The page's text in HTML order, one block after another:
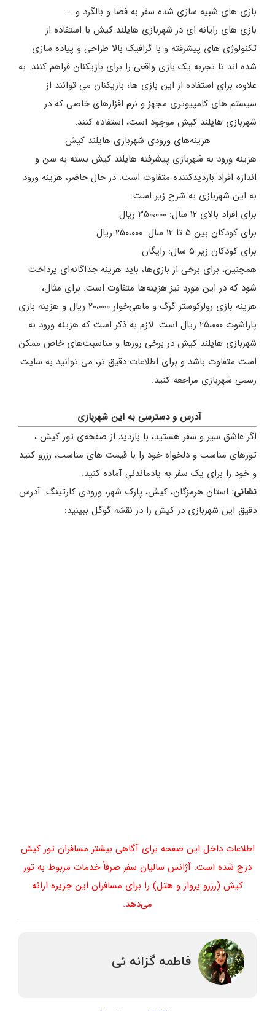
بازی های شبیه سازی شده سفر به فضا و بالگرد و …
بازی های رایانه ای در شهربازی هایلند کیش با استفاده از
تکنولوژی های پیشرفته و با گرافیک بالا طراحی و پیاده سازی
شده اند تا تجربه یک بازی واقعی را برای بازیکنان فراهم کنند. به
علاوه، برای استفاده از این بازی ها، بازیکنان می توانند از
سیستم های کامپیوتری مجهز و نرم افزارهای خاصی که در
شهربازی هایلند کیش موجود است، استفاده کنند.
هزینه‌های ورودی شهربازی هایلند کیش
هزینه ورود به شهربازی پیشرفته هایلند کیش بسته به سن و
اندازه افراد بازدیدکننده متفاوت است. در حال حاضر، هزینه ورود
به این شهربازی به شرح زیر است:
برای افراد بالای ۱۲ سال: ۳۵۰،۰۰۰ ریال
برای کودکان بین ۵ تا ۱۲ سال: ۲۵۰،۰۰۰ ریال
برای کودکان زیر ۵ سال: رایگان
همچنین، برای برخی از بازی‌ها، باید هزینه جداگانه‌ای پرداخت
شود که در این مورد نیز هزینه‌ها متفاوت است. برای مثال،
هزینه بازی رولرکوستر گرگ و ماهی‌خوار ۲۰،۰۰۰ ریال و هزینه بازی
پاراشوت ۲۵،۰۰۰ ریال است. لازم به ذکر است که هزینه ورود به
شهربازی هایلند کیش در برخی روزها و مناسبت‌های خاص ممکن
است متفاوت باشد و برای اطلاعات دقیق تر، می توانید به سایت
رسمی شهربازی مراجعه کنید.
آدرس و دسترسی به این شهربازی
اگر عاشق سیر و سفر هستید، با بازدید از صفحه‌ی تور کیش ،
تورهای مناسب و دلخواه خود را با قیمت های مناسب، رزرو کنید
و خود را برای یک سفر به یادماندنی آماده کنید.
نشانی: استان هرمزگان، کیش، پارک شهر، ورودی کارتینگ. آدرس
دقیق این شهربازی در کیش را در نقشه گوگل ببینید:
اطلاعات داخل این صفحه برای آگاهی بیشتر مسافران تور کیش
درج شده است. آژانس سالیان سفر صرفاً خدمات مربوط به تور
کیش (رزرو پرواز و هتل) را برای مسافران این جزیره ارائه
می‌دهد.
فاطمه گزانه ئی